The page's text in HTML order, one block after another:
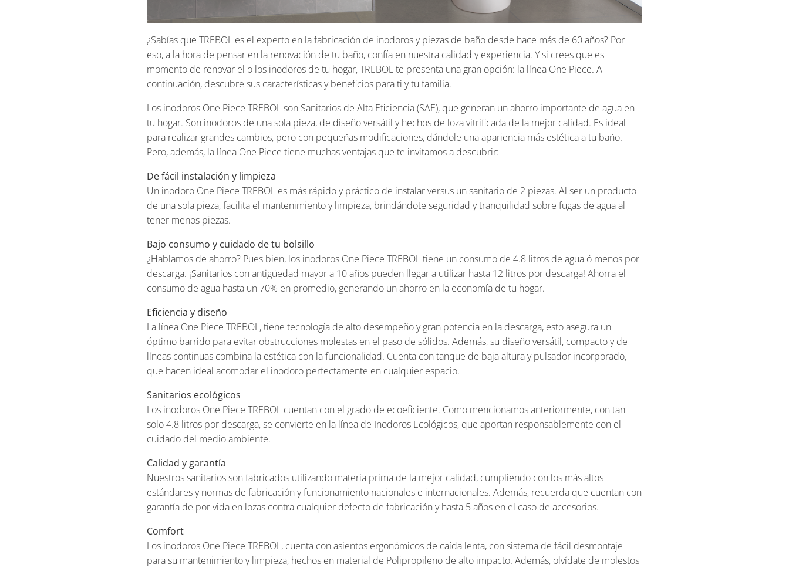
¿Sabías que TREBOL es el experto en la fabricación de inodoros y piezas de baño desde hace más de 60 años? Por
eso, a la hora de pensar en la renovación de tu baño, confía en nuestra calidad y experiencia. Y si crees que es
momento de renovar el o los inodoros de tu hogar, TREBOL te presenta una gran opción: la línea One Piece. A
continuación, descubre sus características y beneficios para ti y tu familia.
Los inodoros One Piece TREBOL son Sanitarios de Alta Eficiencia (SAE), que generan un ahorro importante de agua en
tu hogar. Son inodoros de una sola pieza, de diseño versátil y hechos de loza vitrificada de la mejor calidad. Es ideal
para realizar grandes cambios, pero con pequeñas modificaciones, dándole una apariencia más estética a tu baño.
Pero, además, la línea One Piece tiene muchas ventajas que te invitamos a descubrir:
De fácil instalación y limpieza
Un inodoro One Piece TREBOL es más rápido y práctico de instalar versus un sanitario de 2 piezas. Al ser un producto
de una sola pieza, facilita el mantenimiento y limpieza, brindándote seguridad y tranquilidad sobre fugas de agua al
tener menos piezas.
Bajo consumo y cuidado de tu bolsillo
¿Hablamos de ahorro? Pues bien, los inodoros One Piece TREBOL tiene un consumo de 4.8 litros de agua ó menos por
descarga. ¡Sanitarios con antigüedad mayor a 10 años pueden llegar a utilizar hasta 12 litros por descarga! Ahorra el
consumo de agua hasta un 70% en promedio, generando un ahorro en la economía de tu hogar.
Eficiencia y diseño
La línea One Piece TREBOL, tiene tecnología de alto desempeño y gran potencia en la descarga, esto asegura un
óptimo barrido para evitar obstrucciones molestas en el paso de sólidos. Además, su diseño versátil, compacto y de
líneas continuas combina la estética con la funcionalidad. Cuenta con tanque de baja altura y pulsador incorporado,
que hacen ideal acomodar el inodoro perfectamente en cualquier espacio.
Sanitarios ecológicos
Los inodoros One Piece TREBOL cuentan con el grado de ecoeficiente. Como mencionamos anteriormente, con tan
solo 4.8 litros por descarga, se convierte en la línea de Inodoros Ecológicos, que aportan responsablemente con el
cuidado del medio ambiente.
Calidad y garantía
Nuestros sanitarios son fabricados utilizando materia prima de la mejor calidad, cumpliendo con los más altos
estándares y normas de fabricación y funcionamiento nacionales e internacionales. Además, recuerda que cuentan con
garantía de por vida en lozas contra cualquier defecto de fabricación y hasta 5 años en el caso de accesorios.
Comfort
Los inodoros One Piece TREBOL, cuenta con asientos ergonómicos de caída lenta, con sistema de fácil desmontaje
para su mantenimiento y limpieza, hechos en material de Polipropileno de alto impacto. Además, olvídate de molestos